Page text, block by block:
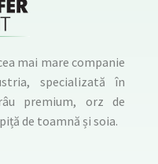
mai mare companie
specializată în
premium, orz de
de toamnă și soia.